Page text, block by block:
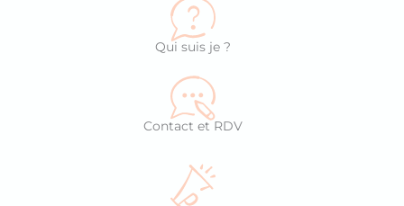
Qui suis je ?
Contact et RDV